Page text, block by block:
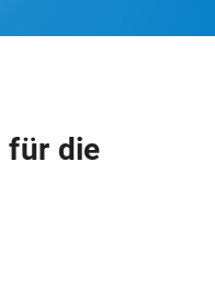
für die